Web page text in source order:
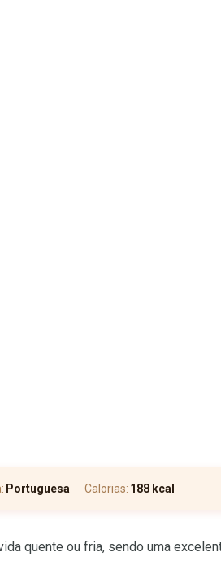
Portuguesa Calorias: 188 kcal
quente ou fria, sendo uma